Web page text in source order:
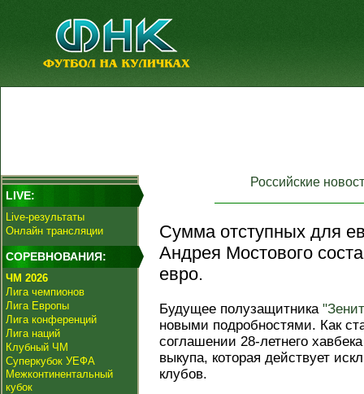
LIVE:
Live-результаты
Онлайн трансляции
СОРЕВНОВАНИЯ:
ЧМ 2026
Лига чемпионов
Лига Европы
Лига конференций
Лига наций
Клубный ЧМ
Суперкубок УЕФА
Межконтинентальный
кубок
Российские
Сумма отступных для
Андрея Мостового
евро.
Будущее полузащитника
новыми подробностями. Как
соглашении 28-летнего
выкупа, которая действует
клубов.